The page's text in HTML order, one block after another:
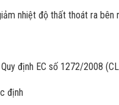
nhiệt độ thất thoát ra bên
định EC số 1272/2008
định